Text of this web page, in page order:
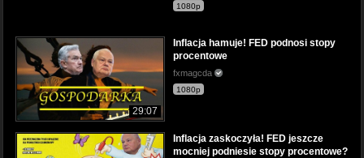
1080p
29:07
Inflacja hamuje! FED podnosi stopy
procentowe
fxmagcda
1080p
Inflacja zaskoczyła! FED jeszcze
mocniej podniesie stopy procentowe?